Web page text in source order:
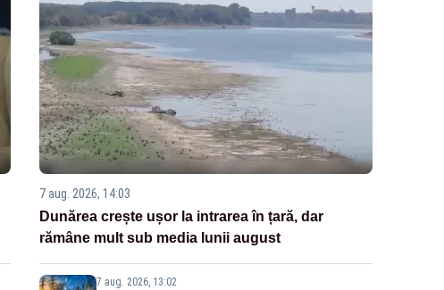
7 aug. 2026, 14:03
Dunărea crește ușor la intrarea în țară, dar
rămâne mult sub media lunii august
7 aug. 2026, 13:02